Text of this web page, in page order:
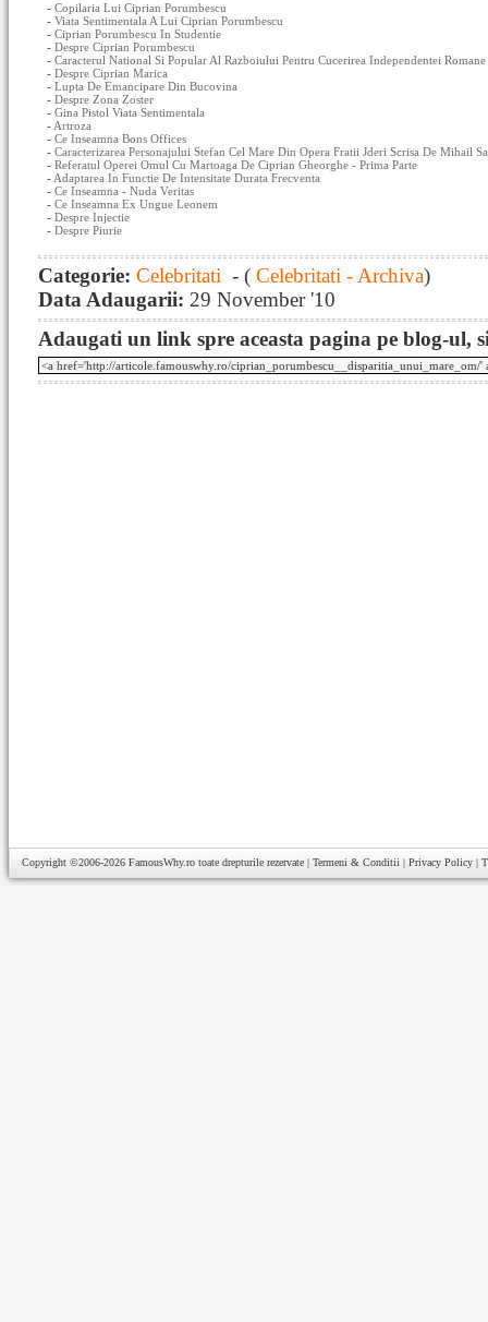
- Copilaria Lui Ciprian Porumbescu
- Viata Sentimentala A Lui Ciprian Porumbescu
- Ciprian Porumbescu In Studentie
- Despre Ciprian Porumbescu
- Caracterul National Si Popular Al Razboiului Pentru Cucerirea Independentei Romane
- Despre Ciprian Marica
- Lupta De Emancipare Din Bucovina
- Despre Zona Zoster
- Gina Pistol Viata Sentimentala
- Artroza
- Ce Inseamna Bons Offices
- Caracterizarea Personajului Stefan Cel Mare Din Opera Fratii Jderi Scrisa De Mihail
- Referatul Operei Omul Cu Martoaga De Ciprian Gheorghe - Prima Parte
- Adaptarea In Functie De Intensitate Durata Frecventa
- Ce Inseamna - Nuda Veritas
- Ce Inseamna Ex Ungue Leonem
- Despre Injectie
- Despre Piurie
Categorie: Celebritati - ( Celebritati - Archiva)
Data Adaugarii: 29 November '10
Adaugati un link spre aceasta pagina pe blog-ul,
Copyright ©2006-2026 FamousWhy.ro toate drepturile rezervate | Termeni & Conditii | Privacy Policy |